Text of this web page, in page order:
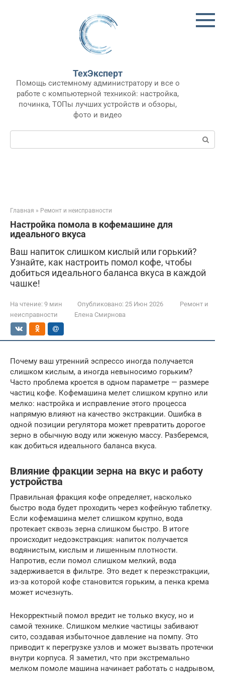
ТехЭксперт
Помощь системному администратору и все о
работе с компьютерной техникой: настройка,
починка, ТОПы лучших устройств и обзоры,
фото и видео
Поиск:
Главная » Ремонт и неисправности
Настройка помола в кофемашине для
идеального вкуса
Ваш напиток слишком кислый или горький?
Узнайте, как настроить помол кофе, чтобы
добиться идеального баланса вкуса в каждой
чашке!
На чтение: 9 мин Опубликовано: 25 Июн 2026
Ремонт и
неисправности
Елена Смирнова
Почему ваш утренний эспрессо иногда получается
слишком кислым, а иногда невыносимо горьким?
Часто проблема кроется в одном параметре — размере
частиц кофе. Кофемашина мелет слишком крупно или
мелко: настройка и исправление этого процесса
напрямую влияют на качество экстракции. Ошибка в
одной позиции регулятора может превратить дорогое
зерно в обычную воду или жженую массу. Разберемся,
как добиться идеального баланса вкуса.
Влияние фракции зерна на вкус и работу
устройства
Правильная фракция кофе определяет, насколько
быстро вода будет проходить через кофейную таблетку.
Если кофемашина мелет слишком крупно, вода
протекает сквозь зерна слишком быстро. В итоге
происходит недоэкстракция: напиток получается
водянистым, кислым и лишенным плотности.
Напротив, если помол слишком мелкий, вода
задерживается в фильтре. Это ведет к переэкстракции,
из-за которой кофе становится горьким, а пенка крема
может исчезнуть.
Некорректный помол вредит не только вкусу, но и
самой технике. Слишком мелкие частицы забивают
сито, создавая избыточное давление на помпу. Это
приводит к перегрузке узлов и может вызвать протечки
внутри корпуса. Я заметил, что при экстремально
мелком помоле машина начинает работать с надрывом,